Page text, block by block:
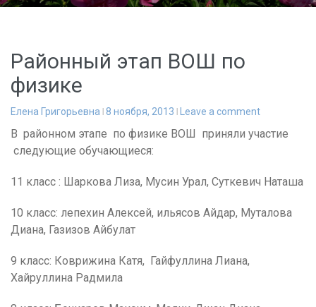
Районный этап ВОШ по
физике
Елена Григорьевна 8 ноября, 2013 Leave a comment
В районном этапе по физике ВОШ приняли участие
следующие обучающиеся:
11 класс : Шаркова Лиза, Мусин Урал, Суткевич Наташа
10 класс: лепехин Алексей, ильясов Айдар, Муталова
Диана, Газизов Айбулат
9 класс: Коврижина Катя, Гайфуллина Лиана,
Хайруллина Радмила